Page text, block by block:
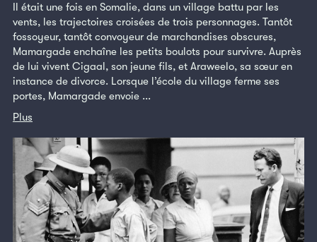
Il était une fois en Somalie, dans un village battu par les
vents, les trajectoires croisées de trois personnages. Tantôt
fossoyeur, tantôt convoyeur de marchandises obscures,
Mamargade enchaîne les petits boulots pour survivre. Auprès
de lui vivent Cigaal, son jeune fils, et Araweelo, sa sœur en
instance de divorce. Lorsque l’école du village ferme ses
portes, Mamargade envoie ...
Plus